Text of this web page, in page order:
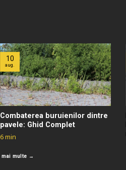
Combaterea buruienilor dintre
pavele: Ghid Complet
6min
mai multe →
10
aug.